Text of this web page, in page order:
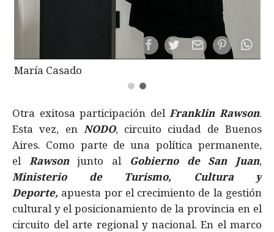
María Casado
Otra exitosa participación delFranklin Rawson.
Esta vez, en NODO, circuito ciudad de Buenos
Aires. Como parte de una política permanente,
elRawsonjunto al Gobierno de San Juan,
Ministerio de Turismo, Cultura y
Deporte, apuesta por el crecimiento de la gestión
cultural y el posicionamiento de la provincia en el
circuito del arte regional y nacional. En el marco